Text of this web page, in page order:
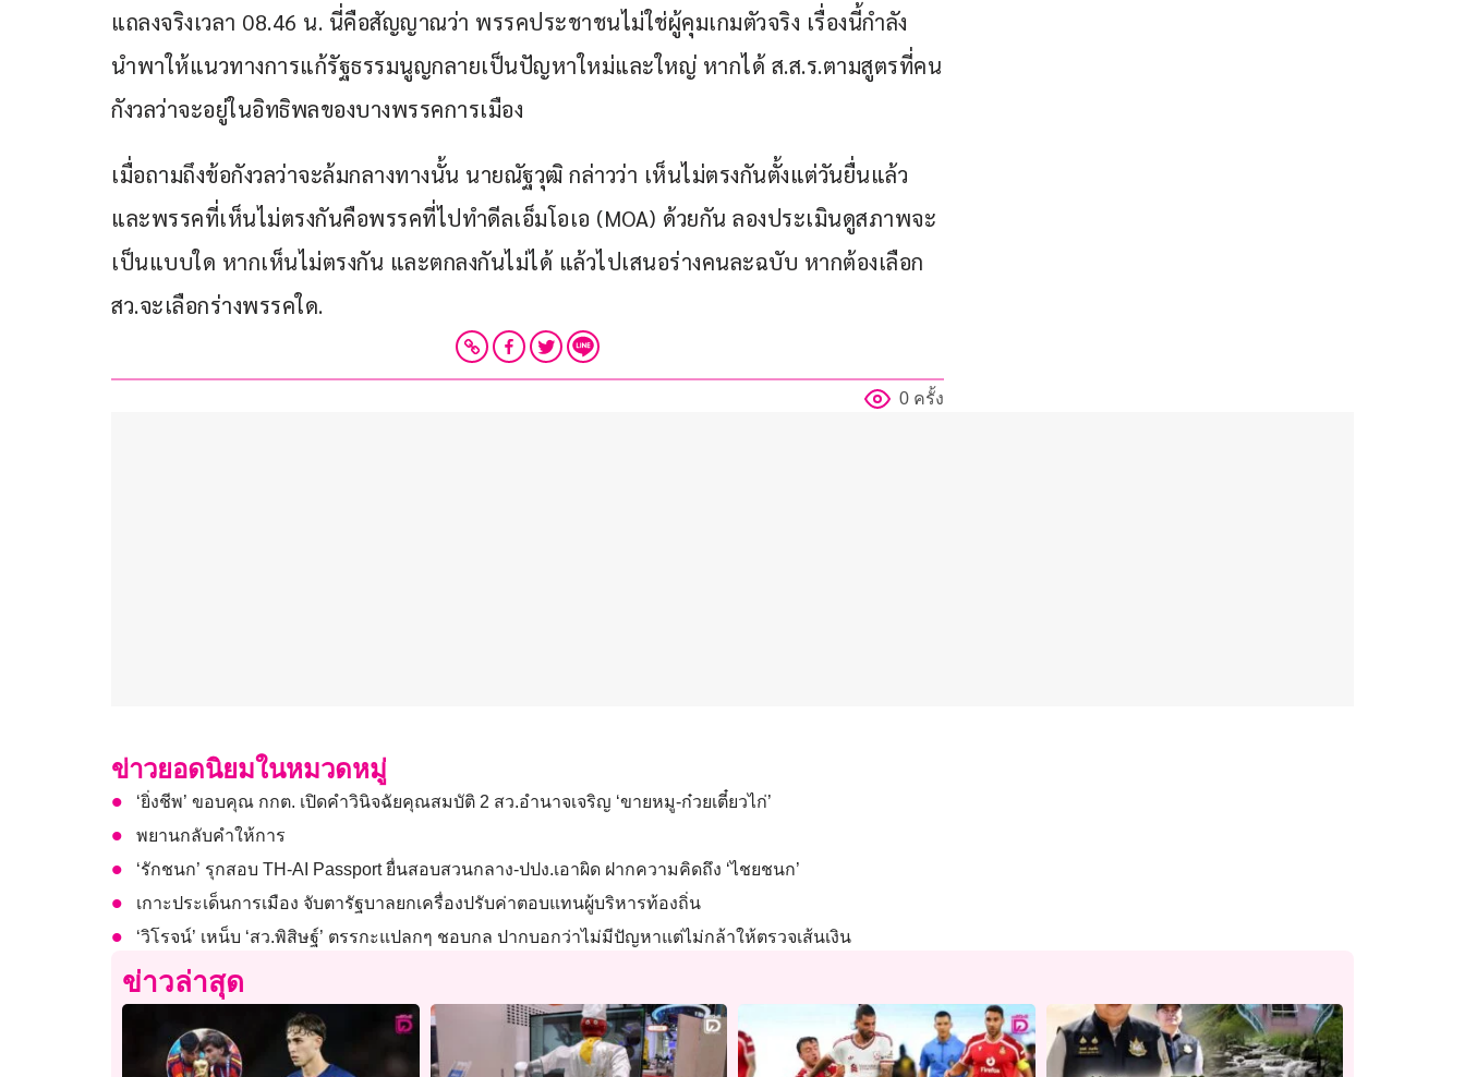
แถลงจริงเวลา 08.46 น. นี่คือสัญญาณว่า พรรคประชาชนไม่ใช่ผู้คุมเกมตัวจริง เรื่องนี้กำลัง
นำพาให้แนวทางการแก้รัฐธรรมนูญกลายเป็นปัญหาใหม่และใหญ่ หากได้ ส.ส.ร.ตามสูตรที่คน
กังวลว่าจะอยู่ในอิทธิพลของบางพรรคการเมือง
เมื่อถามถึงข้อกังวลว่าจะล้มกลางทางนั้น นายณัฐวุฒิ กล่าวว่า เห็นไม่ตรงกันตั้งแต่วันยื่นแล้ว
และพรรคที่เห็นไม่ตรงกันคือพรรคที่ไปทำดีลเอ็มโอเอ (MOA) ด้วยกัน ลองประเมินดูสภาพจะ
เป็นแบบใด หากเห็นไม่ตรงกัน และตกลงกันไม่ได้ แล้วไปเสนอร่างคนละฉบับ หากต้องเลือก
สว.จะเลือกร่างพรรคใด.
0 ครั้ง
ข่าวยอดนิยมในหมวดหมู่
‘ยิ่งชีพ’ ขอบคุณ กกต. เปิดคำวินิจฉัยคุณสมบัติ 2 สว.อำนาจเจริญ ‘ขายหมู-ก๋วยเตี๋ยวไก่’
พยานกลับคำให้การ
‘รักชนก’ รุกสอบ TH-AI Passport ยื่นสอบสวนกลาง-ปปง.เอาผิด ฝากความคิดถึง ‘ไชยชนก’
เกาะประเด็นการเมือง จับตารัฐบาลยกเครื่องปรับค่าตอบแทนผู้บริหารท้องถิ่น
‘วิโรจน์’ เหน็บ ‘สว.พิสิษฐ์’ ตรรกะแปลกๆ ชอบกล ปากบอกว่าไม่มีปัญหาแต่ไม่กล้าให้ตรวจเส้นเงิน
ข่าวล่าสุด